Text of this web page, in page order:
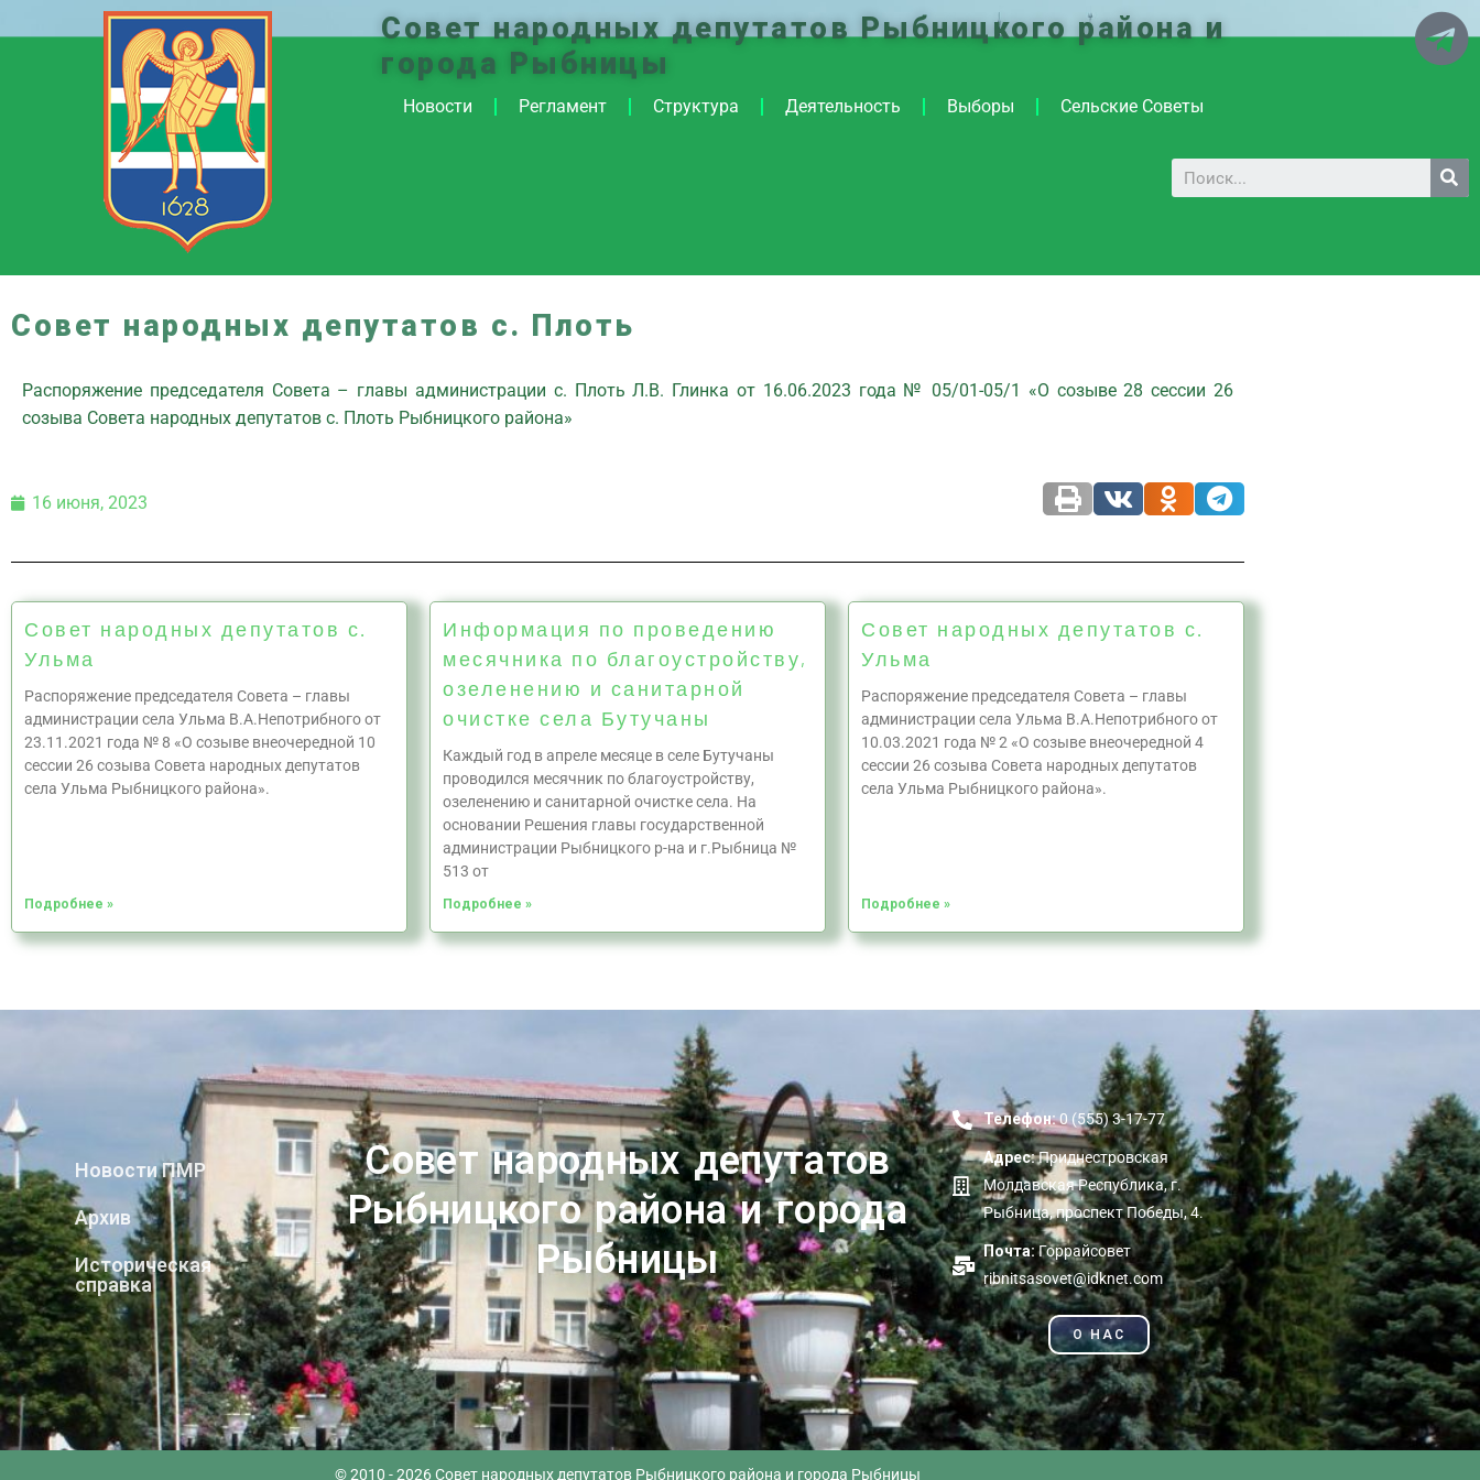
Совет народных депутатов Рыбницкого района и
города Рыбницы
Новости Регламент Структура Деятельность Выборы Сельские Советы
Совет народных депутатов с. Плоть
Распоряжение председателя Совета – главы администрации с. Плоть Л.В. Глинка от 16.06.2023 года № 05/01-05/1 «О созыве 28 сессии 26
созыва Совета народных депутатов с. Плоть Рыбницкого района»
16 июня, 2023
Совет народных депутатов с.
Ульма
Распоряжение председателя Совета – главы
администрации села Ульма В.А.Непотрибного от
23.11.2021 года № 8 «О созыве внеочередной 10
сессии 26 созыва Совета народных депутатов
села Ульма Рыбницкого района».
Подробнее »
Информация по проведению
месячника по благоустройству,
озеленению и санитарной
очистке села Бутучаны
Каждый год в апреле месяце в селе Бутучаны
проводился месячник по благоустройству,
озеленению и санитарной очистке села. На
основании Решения главы государственной
администрации Рыбницкого р-на и г.Рыбница №
513 от
Подробнее »
Совет народных депутатов с.
Ульма
Распоряжение председателя Совета – главы
администрации села Ульма В.А.Непотрибного от
10.03.2021 года № 2 «О созыве внеочередной 4
сессии 26 созыва Совета народных депутатов
села Ульма Рыбницкого района».
Подробнее »
Новости ПМР
Архив
Историческая
справка
Совет народных депутатов
Рыбницкого района и города
Рыбницы
Телефон:0 (555) 3-17-77
Адрес:Приднестровская
Молдавская Республика, г.
Рыбница, проспект Победы, 4.
Почта:Горрайсовет
ribnitsasovet@idknet.com
О НАС
© 2010 - 2026 Совет народных депутатов Рыбницкого района и города Рыбницы